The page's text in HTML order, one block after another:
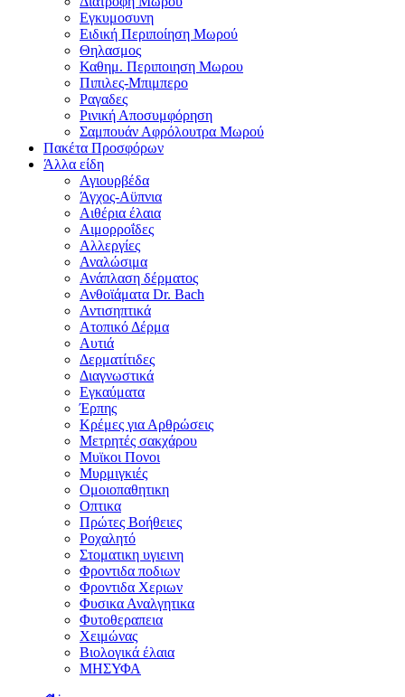
Εγκυμοσυνη
Ειδική Περιποίηση Μωρού
Θηλασμος
Καθημ. Περιποιηση Μωρου
Πιπιλες-Μπιμπερο
Ραγαδες
Ρινική Αποσυμφόρηση
Σαμπουάν Αφρόλουτρα Μωρού
Πακέτα Προσφόρων
Άλλα είδη
Αγιουρβέδα
Άγχος-Αϋπνια
Αιθέρια έλαια
Αιμορροΐδες
Αλλεργίες
Αναλώσιμα
Ανάπλαση δέρματος
Ανθοϊάματα Dr. Bach
Αντισηπτικά
Ατοπικό Δέρμα
Αυτιά
Δερματίτιδες
Διαγνωστικά
Εγκαύματα
Έρπης
Κρέμες για Αρθρώσεις
Μετρητές σακχάρου
Μυϊκοι Πονοι
Μυρμιγκιές
Ομοιοπαθητικη
Οπτικα
Πρώτες Βοήθειες
Ροχαλητό
Στοματικη υγιεινη
Φροντιδα ποδιων
Φροντιδα Χεριων
Φυσικα Αναλγητικα
Φυτοθεραπεια
Χειμώνας
Βιολογικά έλαια
ΜΗΣΥΦΑ